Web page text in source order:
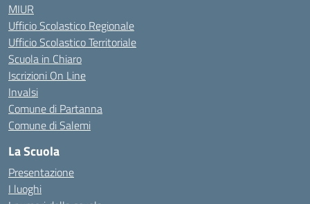
MIUR
Ufficio Scolastico Regionale
Ufficio Scolastico Territoriale
Scuola in Chiaro
Iscrizioni On Line
Invalsi
Comune di Partanna
Comune di Salemi
La Scuola
Presentazione
I luoghi